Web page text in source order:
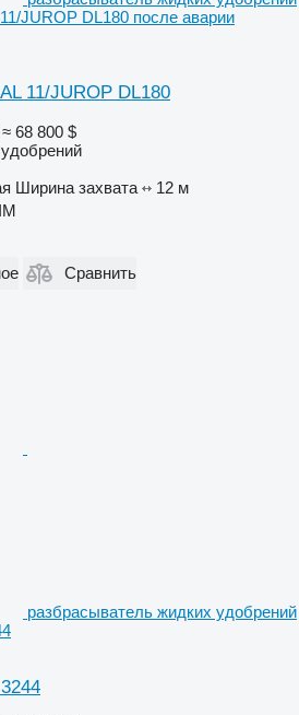
JUROP DL180 после аварии
11/JUROP DL180
≈ 68 800 $
Ширина захвата
12 м
Сравнить
разбрасыватель жидких удобрений